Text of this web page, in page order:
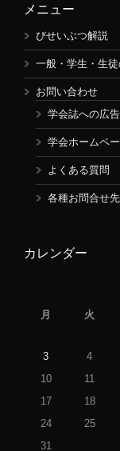
メニュー
びせいぶつ解説
一般・学生・生
お問い合わせ
学会誌への広
学会ホームペ
よくある質問
各種お問合せ先
カレンダー
月 火
3
4
10
11
17
18
24
25
31